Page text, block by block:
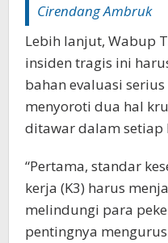
Cirendang Ambruk
Lebih lanjut, Wabup
insiden tragis ini
bahan evaluasi
menyoroti dua hal
ditawar dalam setiap
“Pertama, standar
kerja (K3) harus
melindungi para
pentingnya